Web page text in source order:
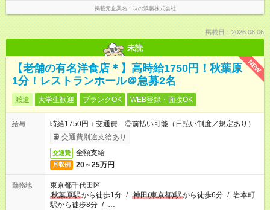
掲載元企業名 味の浜藤株式会社
掲載日：2026.08.06
未読
NEW
【老舗の有名洋食店＊】高時給1750円！秋葉原
1分！レストランホール＠急募2名
派遣 大学生歓迎 ブランクOK WEB登録・面接OK
給与
時給1750円＋交通費 ◎前払い可能（日払い制度／規定あり）
交通費別途支給あり
交通費 全額支給
月収例 20～25万円
勤務地
東京都千代田区
秋葉原駅から徒歩1分 / 神田(東京都)駅から徒歩6分 / 岩本町
駅から徒歩8分 / …